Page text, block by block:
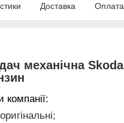
Доставка Оплата
механічна Skoda
компанії: